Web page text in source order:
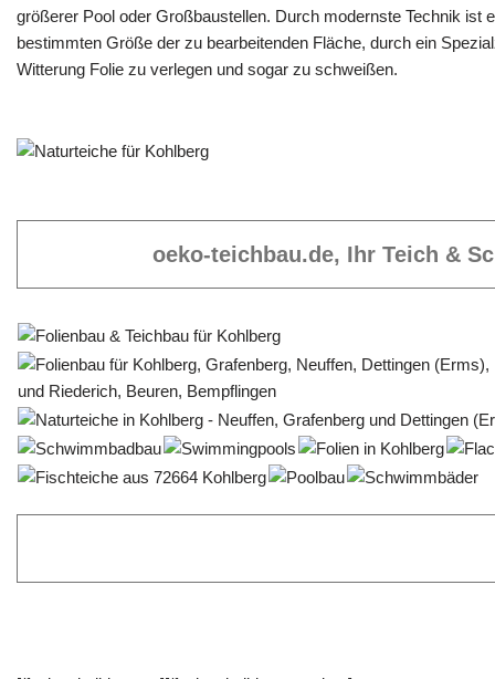
größerer Pool oder Großbaustellen. Durch modernste Technik ist
bestimmten Größe der zu bearbeitenden Fläche, durch ein
Witterung Folie zu verlegen und sogar zu schweißen.
oeko-teichbau.de, Ihr Teich &